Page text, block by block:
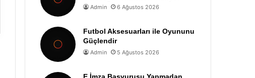
Admin 6 Ağustos 2026
Futbol Aksesuarları ile Oyununu
Güçlendir
Admin 5 Ağustos 2026